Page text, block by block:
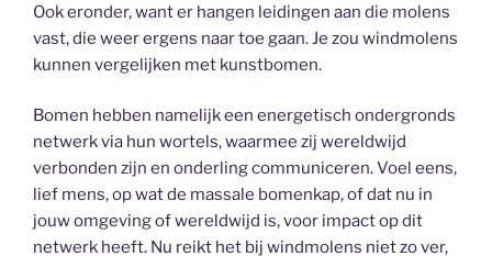
Ook eronder, want er hangen leidingen aan die molens
vast, die weer ergens naar toe gaan. Je zou windmolens
kunnen vergelijken met kunstbomen.
Bomen hebben namelijk een energetisch ondergronds
netwerk via hun wortels, waarmee zij wereldwijd
verbonden zijn en onderling communiceren. Voel eens,
lief mens, op wat de massale bomenkap, of dat nu in
jouw omgeving of wereldwijd is, voor impact op dit
netwerk heeft. Nu reikt het bij windmolens niet zo ver,